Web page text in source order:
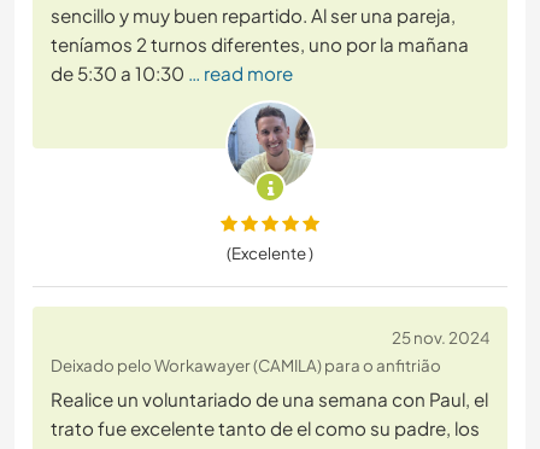
sencillo y muy buen repartido. Al ser una pareja,
teníamos 2 turnos diferentes, uno por la mañana
de 5:30 a 10:30 … read more
(Excelente )
25 nov. 2024
Deixado pelo Workawayer (CAMILA) para o anfitrião
Realice un voluntariado de una semana con Paul, el
trato fue excelente tanto de el como su padre, los